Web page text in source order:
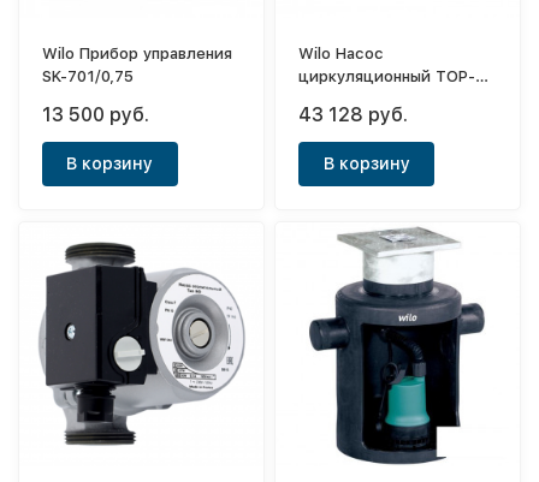
Wilo Прибор управления
SK-701/0,75
13 500 руб.
В корзину
Wilo Насос
циркуляционный TOP-S
43 128 руб.
В корзину